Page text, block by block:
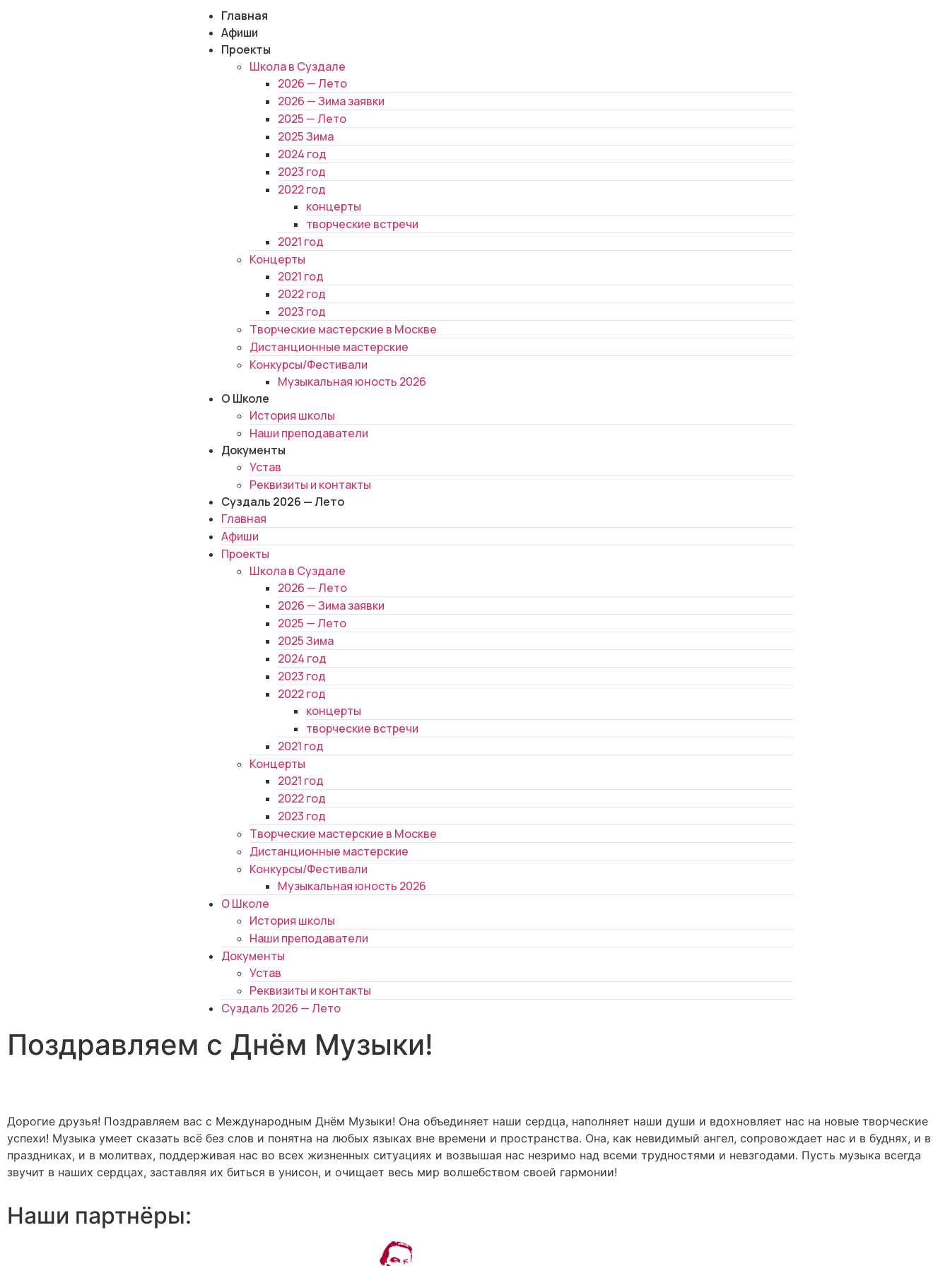
Главная
Афиши
Проекты
Школа в Суздале
2026 — Лето
2026 — Зима заявки
2025 — Лето
2025 Зима
2024 год
2023 год
2022 год
концерты
творческие встречи
2021 год
Концерты
2021 год
2022 год
2023 год
Творческие мастерские в Москве
Дистанционные мастерские
Конкурсы/Фестивали
Музыкальная юность 2026
О Школе
История школы
Наши преподаватели
Документы
Устав
Реквизиты и контакты
Суздаль 2026 — Лето
Главная
Афиши
Проекты
Школа в Суздале
2026 — Лето
2026 — Зима заявки
2025 — Лето
2025 Зима
2024 год
2023 год
2022 год
концерты
творческие встречи
2021 год
Концерты
2021 год
2022 год
2023 год
Творческие мастерские в Москве
Дистанционные мастерские
Конкурсы/Фестивали
Музыкальная юность 2026
О Школе
История школы
Наши преподаватели
Документы
Устав
Реквизиты и контакты
Суздаль 2026 — Лето
Поздравляем с Днём Музыки!
Дорогие друзья! Поздравляем вас с Международным Днём Музыки! Она объединяет наши сердца, наполняет наши души и вдохновляет нас на новые творческие
успехи! Музыка умеет сказать всё без слов и понятна на любых языках вне времени и пространства. Она, как невидимый ангел, сопровождает нас и в буднях, и в
праздниках, и в молитвах, поддерживая нас во всех жизненных ситуациях и возвышая нас незримо над всеми трудностями и невзгодами. Пусть музыка всегда
звучит в наших сердцах, заставляя их биться в унисон, и очищает весь мир волшебством своей гармонии!
Наши партнёры: